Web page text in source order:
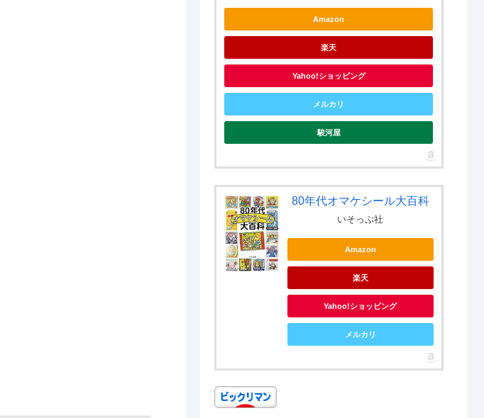
Amazon
楽天
Yahoo!ショッピング
メルカリ
駿河屋
80年代オマケシール大百科
いそっぷ社
Amazon
楽天
Yahoo!ショッピング
メルカリ